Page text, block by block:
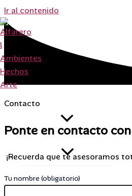
Ir al contenido
Contacto
Ponte en contacto
¡Recuerda que te asesoramos
Tu nombre (obligatorio)